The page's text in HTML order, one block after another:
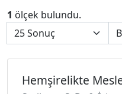
1 ölçek bulundu.
Hemşirelikte